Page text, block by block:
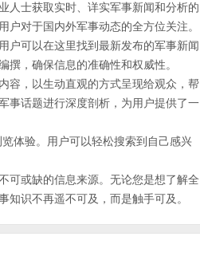
人士获取实时、详实军事新闻和分析的
对于国内外军事动态的全方位关注。
户可以在这里找到最新发布的军事新闻
，确保信息的准确性和权威性。
容，以生动直观的方式呈现给观众，帮
事话题进行深度剖析，为用户提供了一
体验。用户可以轻松搜索到自己感兴
可或缺的信息来源。无论您是想了解全
识不再遥不可及，而是触手可及。